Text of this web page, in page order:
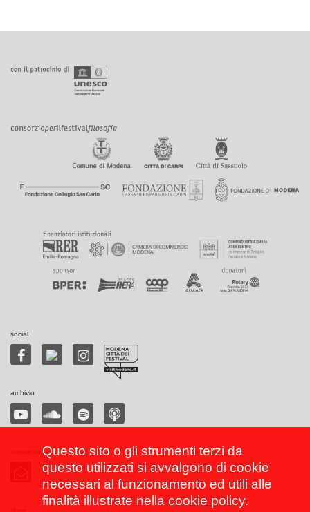
social
archivio
Questo sito o gli strumenti terzi da
questo utilizzati si avvalgono di cookie
necessari al funzionamento ed utili alle
finalità illustrate nella cookie policy.